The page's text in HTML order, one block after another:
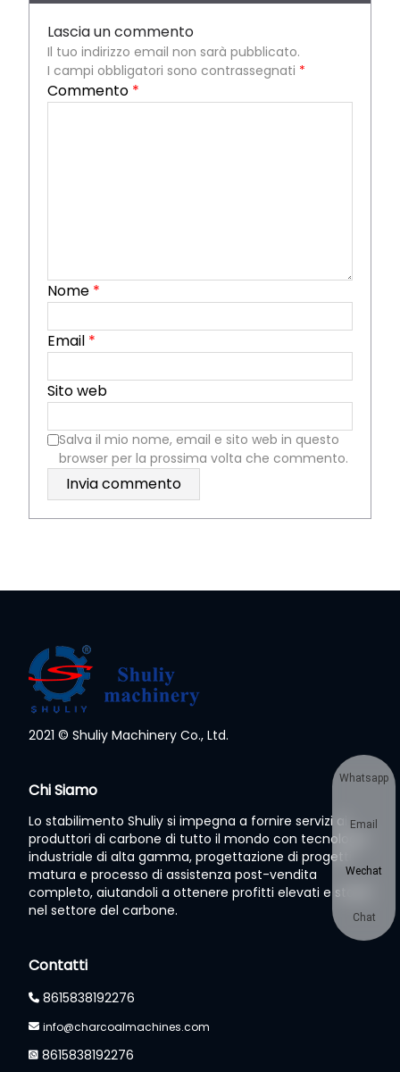
Lascia un commento
Il tuo indirizzo email non sarà pubblicato.
I campi obbligatori sono contrassegnati *
Commento *
Nome *
Email *
Sito web
Salva il mio nome, email e sito web in questo
browser per la prossima volta che commento.
2021 © Shuliy Machinery Co., Ltd.
Chi Siamo
Lo stabilimento Shuliy si impegna a fornire servizi ai
produttori di carbone di tutto il mondo con tecnologia
industriale di alta gamma, progettazione di progetti
matura e processo di assistenza post-vendita
completo, aiutandoli a ottenere profitti elevati e stabili
nel settore del carbone.
Contatti
8615838192276
info@charcoalmachines.com
8615838192276
Whatsapp
Email
Wechat
Chat